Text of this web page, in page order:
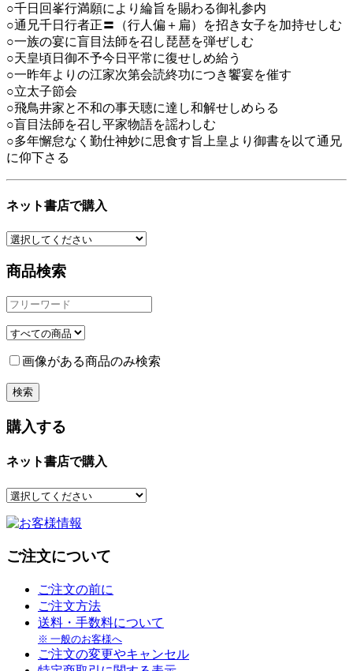
○千日回峯行満願により綸旨を賜わる御礼参内
○通兄千日行者正〓（行人偏＋扁）を招き女子を加持せしむ
○一族の宴に盲目法師を召し琵琶を弾ぜしむ
○天皇頃日御不予今日平常に復せしめ給う
○一昨年よりの江家次第会読終功につき饗宴を催す
○立太子節会
○飛鳥井家と不和の事天聴に達し和解せしめらる
○盲目法師を召し平家物語を謡わしむ
○多年懈怠なく勤仕神妙に思食す旨上皇より御書を以て通兄
に仰下さる
ネット書店で購入
商品検索
画像がある商品のみ検索
購入する
ネット書店で購入
ご注文について
ご注文の前に
ご注文方法
送料・手数料について
※ 一般のお客様へ
ご注文の変更やキャンセル